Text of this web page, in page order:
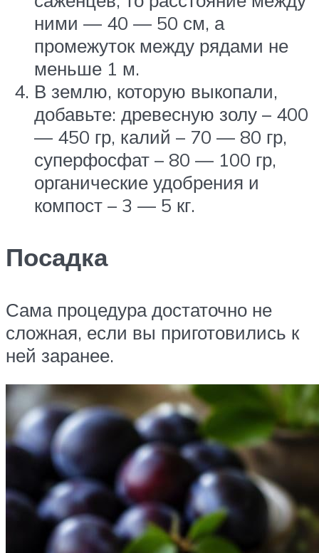
ними — 40 — 50 см, а
промежуток между рядами не
меньше 1 м.
В землю, которую выкопали,
добавьте: древесную золу – 400
— 450 гр, калий – 70 — 80 гр,
суперфосфат – 80 — 100 гр,
органические удобрения и
компост – 3 — 5 кг.
Посадка
Сама процедура достаточно не
сложная, если вы приготовились к
ней заранее.